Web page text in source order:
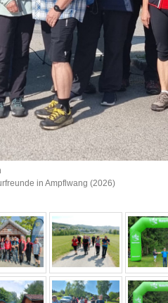
in Ampflwang (2026)